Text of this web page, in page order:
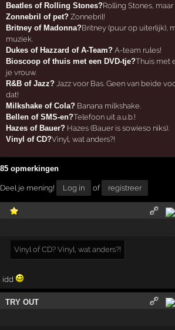
Beatles of Rolling Stones?Rolling Stones,
Zonnebril of pet? Zonnebril!
Britney of Madonna?Britney (puur op uiterlijk),
muziek.
Dukes of Hazzard of A-Team? A-team rules!
Bioscoop of thuis met een DVD-tje?Thuis met
je vrouw.
R&B of Jazz? Jazz voor Bas. Geen van beide
dat!
Milkshake of Cola? Banana milkshake.
Bellen of SMS-en?Telefoon uit a.u.b.!
Hazes of Bauer? Hazes (Bauer is sowieso niks).
Vinyl of CD?Vinyl, wat anders?!
85 opmerkingen
Deel je mening! Log in of registreer
Vinyl of CD? Vinyl, wat anders?!
idd
TRY OUT